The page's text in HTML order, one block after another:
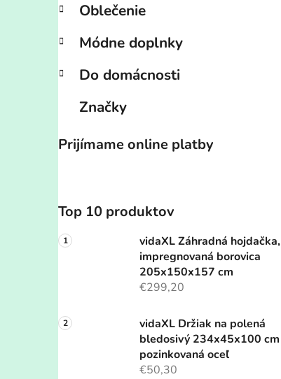
Oblečenie
Módne doplnky
Do domácnosti
Značky
Prijímame online platby
Top 10 produktov
vidaXL Záhradná hojdačka,
impregnovaná borovica
205x150x157 cm
€299,20
vidaXL Držiak na polená
bledosivý 234x45x100 cm
pozinkovaná oceľ
€50,30